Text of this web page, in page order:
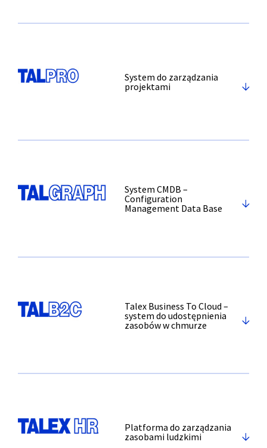
System do zarządzania
projektami
System CMDB –
Configuration
Management Data Base
Talex Business To Cloud –
system do udostępnienia
zasobów w chmurze
Platforma do zarządzania
zasobami ludzkimi